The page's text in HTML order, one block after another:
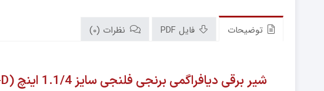
توضیحات فایل PDF نظرات (0)
شیر برقی دیافراگمی برنجی فلنجی سایز 1.1/4 اینچ (Uni-D) مدل UWF-32